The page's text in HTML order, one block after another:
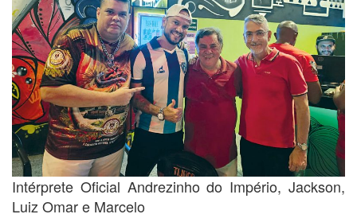
Intérprete Oficial Andrezinho do Império, Jackson,
Luiz Omar e Marcelo